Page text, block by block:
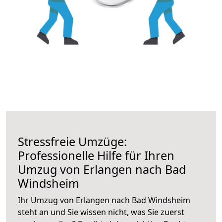
Stressfreie Umzüge:
Professionelle Hilfe für Ihren
Umzug von Erlangen nach Bad
Windsheim
Ihr Umzug von Erlangen nach Bad Windsheim
steht an und Sie wissen nicht, was Sie zuerst